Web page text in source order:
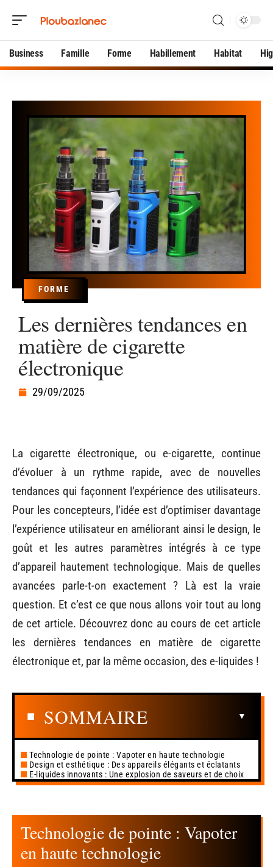
Business Famille Forme Habillement Habitat
FORME
Les dernières tendances en
matière de cigarette
électronique
29/09/2025
La cigarette électronique, ou e-cigarette, continue
d’évoluer à un rythme rapide, avec de nouvelles
tendances qui façonnent l’expérience des utilisateurs.
Pour les concepteurs, l’idée est d’optimiser davantage
l’expérience utilisateur en améliorant ainsi le design, le
goût et les autres paramètres intégrés à ce type
d’appareil hautement technologique. Mais de quelles
avancées parle-t-on exactement ? Là est la vraie
question. Et c’est ce que nous allons voir tout au long
de cet article. Découvrez donc au cours de cet article
les dernières tendances en matière de cigarette
électronique et, par la même occasion, des e-liquides !
SOMMAIRE
Technologie de pointe : Vapoter en haute technologie
Design et esthétique : Des appareils élégants et éclatants
E-liquides innovants : Une explosion de saveurs et de choix
Technologie de pointe : Vapoter
en haute technologie